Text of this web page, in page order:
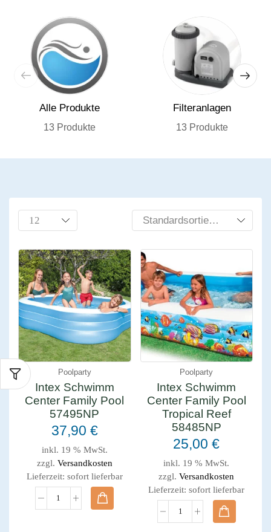
Alle Produkte
13 Produkte
Filteranlagen
13 Produkte
Poolparty
Intex Schwimm
Center Family Pool
57495NP
37,90 €
inkl. 19 % MwSt.
zzgl. Versandkosten
Lieferzeit: sofort lieferbar
Poolparty
Intex Schwimm
Center Family Pool
Tropical Reef
58485NP
25,00€
inkl. 19 % MwSt.
zzgl.Versandkosten
Lieferzeit:sofort lieferbar